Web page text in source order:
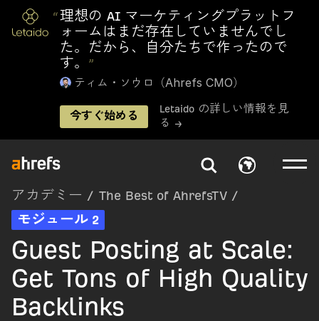
“理想の AI マーケティングプラットフ
ォームはまだ存在していませんでし
た。だから、自分たちで作ったので
す。 ”
ティム・ソウロ（Ahrefs CMO）
今すぐ始める
Letaido の詳しい情報を見
る →
アカデミー / The Best of AhrefsTV /
モジュール 2
Guest Posting at Scale:
Get Tons of High Quality
Backlinks